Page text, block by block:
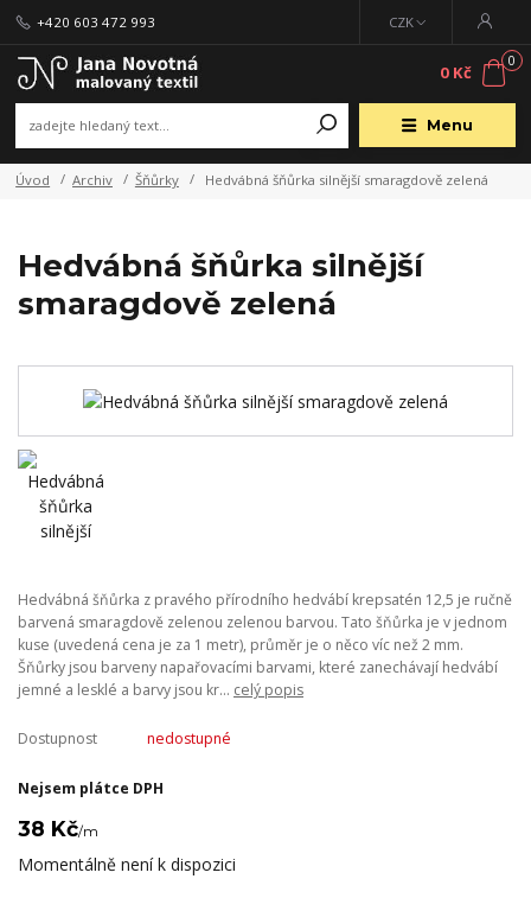
Menu
CZK
+420 603 472 993
0
0 Kč
Úvod Archiv Šňůrky Hedvábná šňůrka silnější smaragdově zelená
Hedvábná šňůrka silnější
smaragdově zelená
Hedvábná šňůrka z pravého přírodního hedvábí krepsatén 12,5 je ručně
barvená smaragdově zelenou zelenou barvou. Tato šňůrka je v jednom
kuse (uvedená cena je za 1 metr), průměr je o něco víc než 2 mm.
Šňůrky jsou barveny napařovacími barvami, které zanechávají hedvábí
jemné a lesklé a barvy jsou kr... celý popis
Dostupnost nedostupné
Nejsem plátce DPH
38 Kč/m
Momentálně není k dispozici